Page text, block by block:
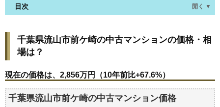
目次 開く ▼
は？
現在の価格は、2,856万円（10年前比+67.6%）
価格を詳細に分析しよう
築年数で価格はどうなる？
千葉県流山市前ケ崎の中古マンションの価格・相
場は？
現在の価格は、2,856万円（10年前比+67.6%）
千葉県流山市前ケ崎の中古マンション価格